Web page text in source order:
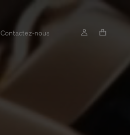
Contactez-nous